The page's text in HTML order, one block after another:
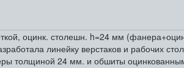
оцинк. столешн. h=24 мм
линейку верстаков и рабочих
толщиной 24 мм. и обшиты